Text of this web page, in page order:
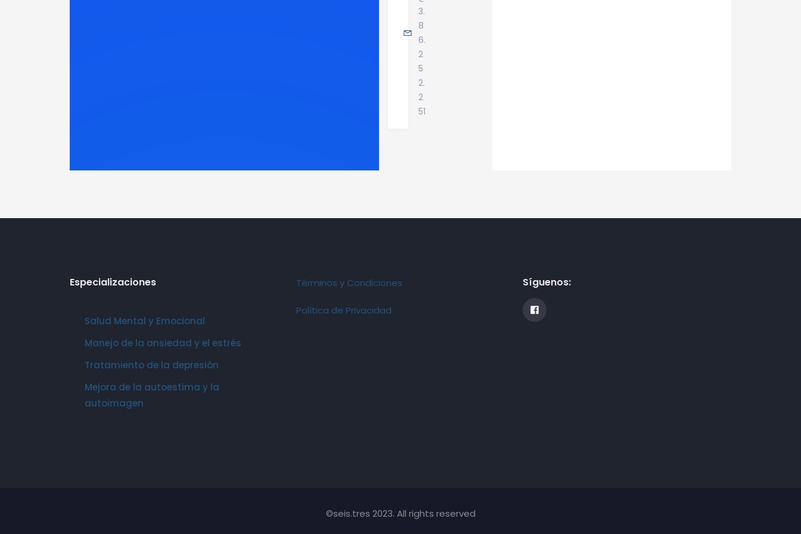
3.
8
6.
2
5
2.
2
51
Especializaciones
Salud Mental y Emocional
Manejo de la ansiedad y el estrés
Tratamiento de la depresión
Mejora de la autoestima y la
autoimagen
Términos y Condiciones
Política de Privacidad
Síguenos:
©seis.tres 2023. All rights reserved